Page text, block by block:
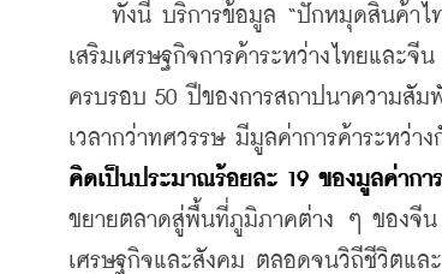
ทั้งนี้ บริการข้อมูล “ปักหมุดสินค้าไทย
เสริมเศรษฐกิจการค้าระหว่างไทยและจี
ครบรอบ 50 ปีของการสถาปนาความสัม
เวลากว่าทศวรรษ มีมูลค่าการค้าระหว่า
คิดเป็นประมาณร้อยละ 19 ของมูลค่ากา
ขยายตลาดสู่พื้นที่ภูมิภาคต่าง ๆ ของจี
เศรษฐกิจและสังคม ตลอดจนวิถีชีวิตแล